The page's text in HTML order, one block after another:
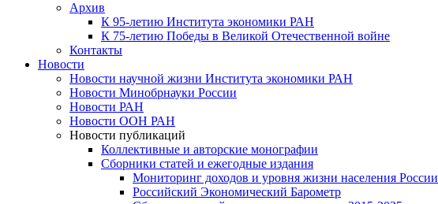
Архив
К 95-летию Института экономики РАН
К 75-летию Победы в Великой Отечественной войне
Контакты
Новости
Новости научной жизни Института экономики РАН
Новости Минобрнауки России
Новости РАН
Новости ООН РАН
Новости публикаций
Коллективные и авторские монографии
Сборники статей и ежегодные издания
Мониторинг доходов и уровня жизни населения России
Российский Экономический Барометр